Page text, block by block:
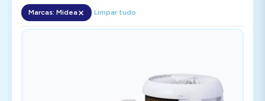
Marcas: Midea Limpar tudo